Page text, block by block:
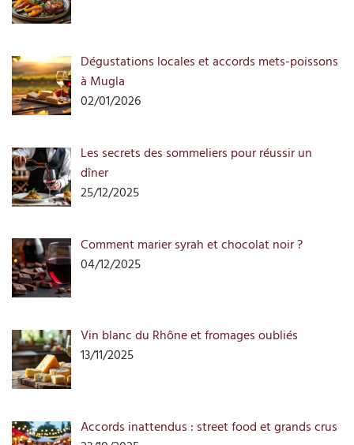
Dégustations locales et accords mets-poissons
à Mugla
02/01/2026
Les secrets des sommeliers pour réussir un
dîner
25/12/2025
Comment marier syrah et chocolat noir ?
04/12/2025
Vin blanc du Rhône et fromages oubliés
13/11/2025
Accords inattendus : street food et grands crus